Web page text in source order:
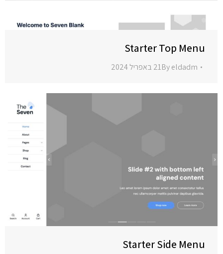
Starter Top Menu
Byeldadm 21 באפריל 2024
Starter Side Menu